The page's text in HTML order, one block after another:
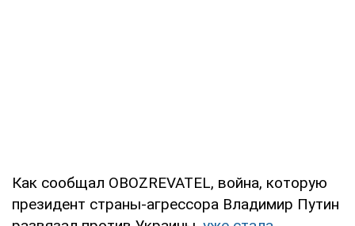
Как сообщал OBOZREVATEL, война, которую
президент страны-агрессора Владимир Путин